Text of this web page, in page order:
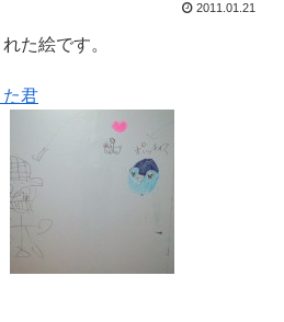
2011.01.21
た絵です。
た君